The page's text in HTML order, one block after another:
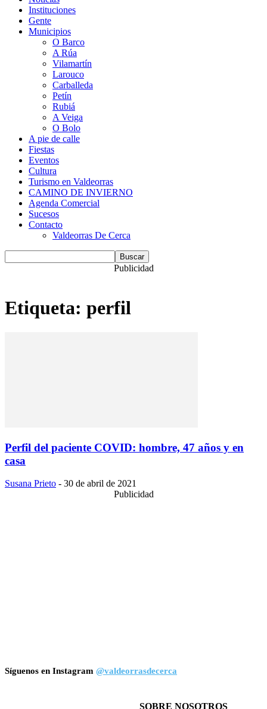
Instituciones
Gente
Municipios
O Barco
A Rúa
Vilamartín
Larouco
Carballeda
Petín
Rubiá
A Veiga
O Bolo
A pie de calle
Fiestas
Eventos
Cultura
Turismo en Valdeorras
CAMINO DE INVIERNO
Agenda Comercial
Sucesos
Contacto
Valdeorras De Cerca
Publicidad
Etiqueta: perfil
Perfil del paciente COVID: hombre, 47 años y en
casa
Susana Prieto - 30 de abril de 2021
Publicidad
Síguenos en Instagram @valdeorrasdecerca
SOBRE NOSOTROS